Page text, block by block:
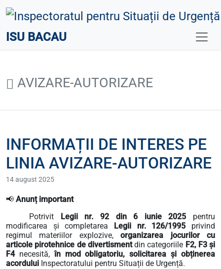
ISU BACAU
AVIZARE-AUTORIZARE
INFORMAȚII DE INTERES PE
LINIA AVIZARE-AUTORIZARE
14 august 2025
📢 Anunț important
Potrivit
Legii nr. 92 din 6 iunie 2025 pentru
modificarea și completarea
Legii nr. 126/1995 privind
regimul materiilor explozive,organizarea jocurilor cu
articole pirotehnice de divertismentdin categoriile F2, F3 și
F4necesită,în mod obligatoriu, solicitarea și obținerea
acordului Inspectoratului pentru Situații de Urgență.